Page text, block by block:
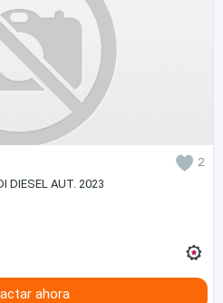
2
DIESEL AUT. 2023
ahora